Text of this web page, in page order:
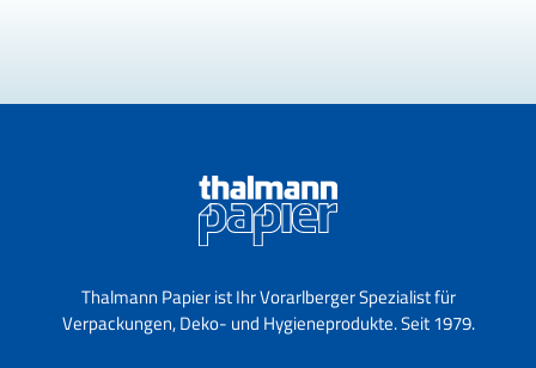
Thalmann Papier ist Ihr Vorarlberger Spezialist für
Verpackungen, Deko- und Hygieneprodukte. Seit 1979.